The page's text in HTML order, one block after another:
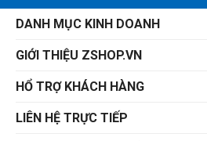
DANH MỤC KINH DOANH
GIỚI THIỆU ZSHOP.VN
HỔ TRỢ KHÁCH HÀNG
LIÊN HỆ TRỰC TIẾP